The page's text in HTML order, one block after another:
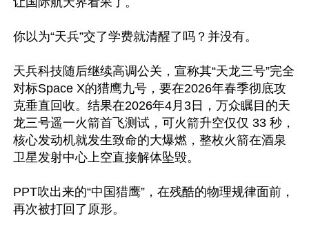
你以为“天兵”交了学费就清醒了吗？并没有。
天兵科技随后继续高调公关，宣称其“天龙三号”完全
对标Space X的猎鹰九号，要在2026年春季彻底攻
克垂直回收。结果在2026年4月3日，万众瞩目的天
龙三号遥一火箭首飞测试，可火箭升空仅仅 33 秒，
核心发动机就发生致命的大爆燃，整枚火箭在酒泉
卫星发射中心上空直接解体坠毁。
PPT吹出来的“中国猎鹰”，在残酷的物理规律面前，
再次被打回了原形。